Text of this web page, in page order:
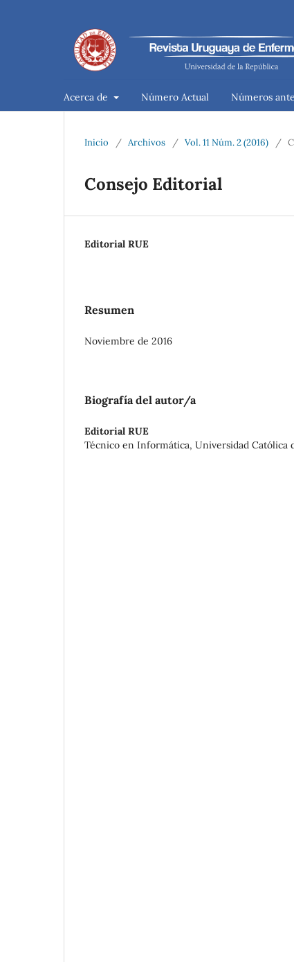
Acerca de Número Actual Números
Inicio / Archivos / Vol. 11 Núm. 2 (2016) /
Consejo Editorial
Editorial RUE
Resumen
Noviembre de 2016
Biografía del autor/a
Editorial RUE
Técnico en Informática, Universidad Católica